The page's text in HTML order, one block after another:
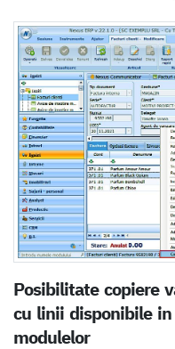
Posibilitate copiere
cu linii disponibile
modulelor